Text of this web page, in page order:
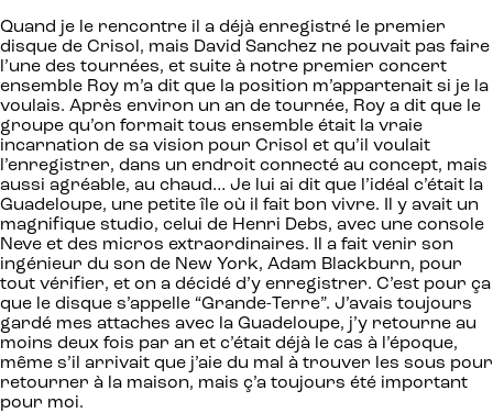
Quand je le rencontre il a déjà enregistré le premier
disque de Crisol, mais David Sanchez ne pouvait pas faire
l’une des tournées, et suite à notre premier concert
ensemble Roy m’a dit que la position m’appartenait si je la
voulais. Après environ un an de tournée, Roy a dit que le
groupe qu’on formait tous ensemble était la vraie
incarnation de sa vision pour Crisol et qu’il voulait
l’enregistrer, dans un endroit connecté au concept, mais
aussi agréable, au chaud… Je lui ai dit que l’idéal c’était la
Guadeloupe, une petite île où il fait bon vivre. Il y avait un
magnifique studio, celui de Henri Debs, avec une console
Neve et des micros extraordinaires. Il a fait venir son
ingénieur du son de New York, Adam Blackburn, pour
tout vérifier, et on a décidé d’y enregistrer. C’est pour ça
que le disque s’appelle “Grande-Terre”. J’avais toujours
gardé mes attaches avec la Guadeloupe, j’y retourne au
moins deux fois par an et c’était déjà le cas à l’époque,
même s’il arrivait que j’aie du mal à trouver les sous pour
retourner à la maison, mais ç’a toujours été important
pour moi.